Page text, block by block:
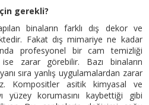
gerekli?
binaların farklı dış dekor ve
Fakat dış mimariye ne kadar
profesyonel bir cam temizliği
zarar görebilir. Bazı binaların
sıra yanlış uygulamalardan zarar
Kompositler asitik kimyasal ve
yüzey korumasını kaybettiği gibi